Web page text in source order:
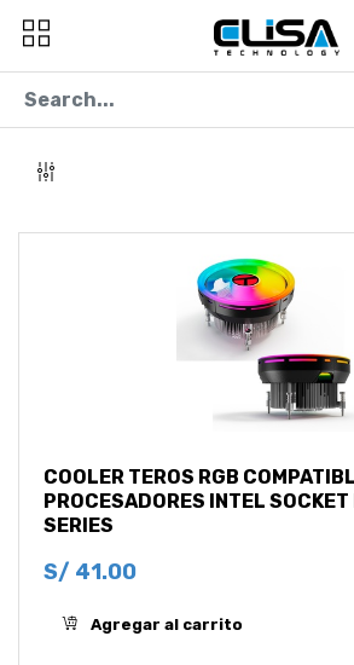
COOLER TEROS RGB
PROCESADORES INTEL SOCKET
SERIES
S/ 41.00
Agregar al carrito